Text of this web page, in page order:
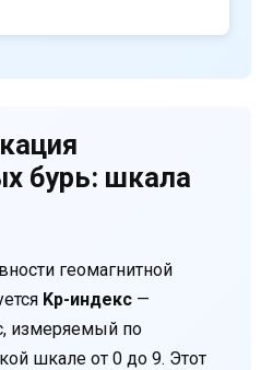
бурь: шкала
геомагнитной
Kp-индекс —
измеряемый по
шкале от 0 до 9. Этот